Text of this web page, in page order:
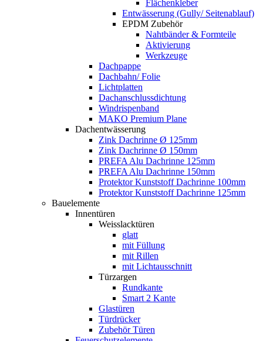
Flächenkleber
Entwässerung (Gully/ Seitenablauf)
EPDM Zubehör
Nahtbänder & Formteile
Aktivierung
Werkzeuge
Dachpappe
Dachbahn/ Folie
Lichtplatten
Dachanschlussdichtung
Windrispenband
MAKO Premium Plane
Dachentwässerung
Zink Dachrinne Ø 125mm
Zink Dachrinne Ø 150mm
PREFA Alu Dachrinne 125mm
PREFA Alu Dachrinne 150mm
Protektor Kunststoff Dachrinne 100mm
Protektor Kunststoff Dachrinne 125mm
Bauelemente
Innentüren
Weisslacktüren
glatt
mit Füllung
mit Rillen
mit Lichtausschnitt
Türzargen
Rundkante
Smart 2 Kante
Glastüren
Türdrücker
Zubehör Türen